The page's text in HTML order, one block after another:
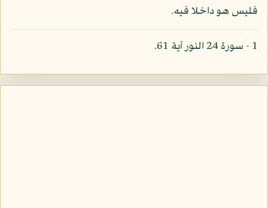
فليس هو داخلا فيه.
1 - سورة 24 النور آية 61.